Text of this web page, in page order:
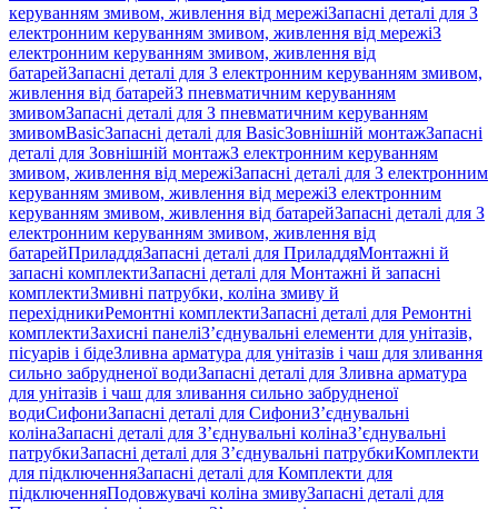
керуванням змивом, живлення від мережіЗапасні деталі для З
електронним керуванням змивом, живлення від мережіЗ
електронним керуванням змивом, живлення від
батарейЗапасні деталі для З електронним керуванням змивом,
живлення від батарейЗ пневматичним керуванням
змивомЗапасні деталі для З пневматичним керуванням
змивомBasicЗапасні деталі для BasicЗовнішній монтажЗапасні
деталі для Зовнішній монтажЗ електронним керуванням
змивом, живлення від мережіЗапасні деталі для З електронним
керуванням змивом, живлення від мережіЗ електронним
керуванням змивом, живлення від батарейЗапасні деталі для З
електронним керуванням змивом, живлення від
батарейПриладдяЗапасні деталі для ПриладдяМонтажні й
запасні комплектиЗапасні деталі для Монтажні й запасні
комплектиЗмивні патрубки, коліна змиву й
перехідникиРемонтні комплектиЗапасні деталі для Ремонтні
комплектиЗахисні панеліЗ’єднувальні елементи для унітазів,
пісуарів і бідеЗливна арматура для унітазів і чаш для зливання
сильно забрудненої водиЗапасні деталі для Зливна арматура
для унітазів і чаш для зливання сильно забрудненої
водиСифониЗапасні деталі для СифониЗ’єднувальні
колінаЗапасні деталі для З’єднувальні колінаЗ’єднувальні
патрубкиЗапасні деталі для З’єднувальні патрубкиКомплекти
для підключенняЗапасні деталі для Комплекти для
підключенняПодовжувачі коліна змивуЗапасні деталі для